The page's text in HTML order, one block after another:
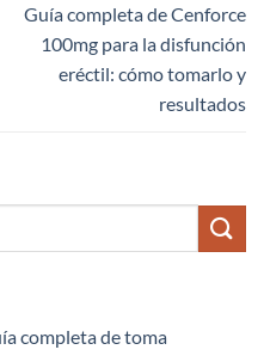
Guía completa de Cenforce
100mg para la disfunción
eréctil: cómo tomarlo y
resultados
completa de toma